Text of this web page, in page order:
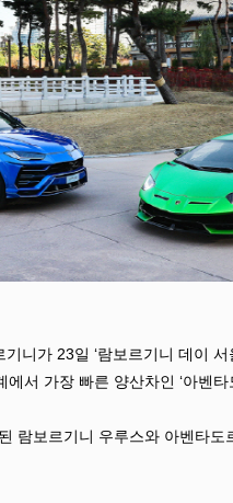
니가 23일 ‘람보르기니 데이
에서 가장 빠른 양산차인 ‘아벤
람보르기니 우루스와 아벤타도